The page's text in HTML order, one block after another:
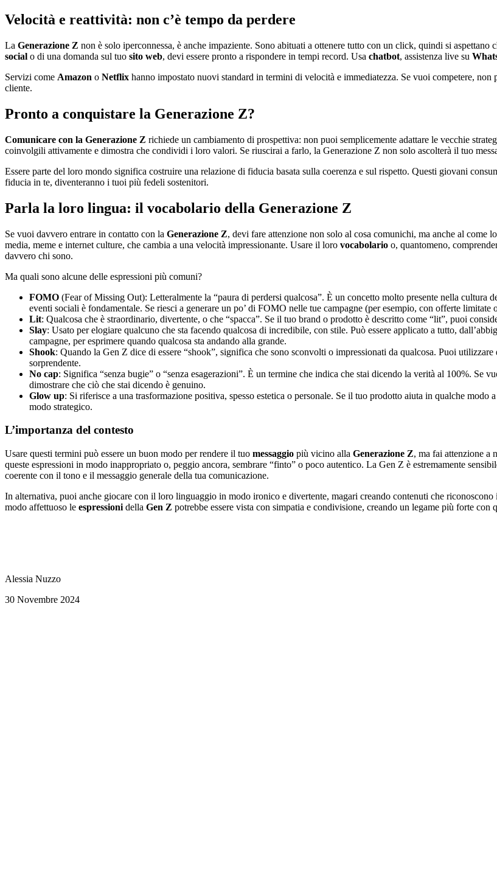
Velocità e reattività: non c’è tempo da perdere
La Generazione Z non è solo iperconnessa, è anche impaziente. Sono abituati a ottenere tutto con un click, quindi si
social o di una domanda sul tuo sito web, devi essere pronto a rispondere in tempi record. Usa chatbot, assistenza live su
Servizi come Amazon o Netflix hanno impostato nuovi standard in termini di velocità e immediatezza. Se vuoi competere,
cliente.
Pronto a conquistare la Generazione Z?
Comunicare con la Generazione Z richiede un cambiamento di prospettiva: non puoi semplicemente adattare le vecchie
coinvolgili attivamente e dimostra che condividi i loro valori. Se riuscirai a farlo, la Generazione Z non solo ascolterà il tuo
Essere parte del loro mondo significa costruire una relazione di fiducia basata sulla coerenza e sul rispetto. Questi giovani
fiducia in te, diventeranno i tuoi più fedeli sostenitori.
Parla la loro lingua: il vocabolario della Generazione Z
Se vuoi davvero entrare in contatto con la Generazione Z, devi fare attenzione non solo al cosa comunichi, ma anche al
media, meme e internet culture, che cambia a una velocità impressionante. Usare il loro vocabolario o, quantomeno,
davvero chi sono.
Ma quali sono alcune delle espressioni più comuni?
FOMO (Fear of Missing Out): Letteralmente la “paura di perdersi qualcosa”. È un concetto molto presente nella cultura
eventi sociali è fondamentale. Se riesci a generare un po’ di FOMO nelle tue campagne (per esempio, con offerte
Lit: Qualcosa che è straordinario, divertente, o che “spacca”. Se il tuo brand o prodotto è descritto come “lit”, puoi
Slay: Usato per elogiare qualcuno che sta facendo qualcosa di incredibile, con stile. Può essere applicato a tutto,
campagne, per esprimere quando qualcosa sta andando alla grande.
Shook: Quando la Gen Z dice di essere “shook”, significa che sono sconvolti o impressionati da qualcosa. Puoi
sorprendente.
No cap: Significa “senza bugie” o “senza esagerazioni”. È un termine che indica che stai dicendo la verità al 100%. Se
dimostrare che ciò che stai dicendo è genuino.
Glow up: Si riferisce a una trasformazione positiva, spesso estetica o personale. Se il tuo prodotto aiuta in qualche modo
modo strategico.
L’importanza del contesto
Usare questi termini può essere un buon modo per rendere il tuo messaggio più vicino alla Generazione Z, ma fai attenzione a
queste espressioni in modo inappropriato o, peggio ancora, sembrare “finto” o poco autentico. La Gen Z è estremamente
coerente con il tono e il messaggio generale della tua comunicazione.
In alternativa, puoi anche giocare con il loro linguaggio in modo ironico e divertente, magari creando contenuti che
modo affettuoso le espressioni della Gen Z potrebbe essere vista con simpatia e condivisione, creando un legame più forte con
Alessia Nuzzo
30 Novembre 2024